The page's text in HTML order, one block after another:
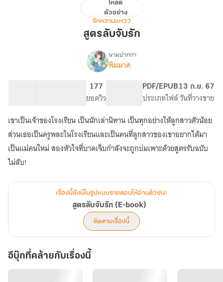
โหลด
ตัวอย่าง
รักหวานแหวว
สูตรลับจับรัก
เรื่อง
(E-
book)
นามปากกา
พิมมาศ
177
ยอดวิว
PDF/EPUB
ประเภทไฟล์
13 ก.ย. 67
วันที่วางขาย
เขาเป็นเจ้าของโรงเรียน เป็นนักเล่านิทาน เป็นทุกอย่างให้ลูกสาวตัวน้อย
ส่วนเธอเป็นครูพละในโรงเรียนและเป็นคนที่ลูกสาวของเขาอยากได้มา
เป็นแม่คนใหม่ สองหัวใจที่บาดเจ็บกำลังจะถูกบ่มเพาะด้วยสูตรรับฉบับ
ไม่ลับ!
เรื่องนี้ยังมีในรูปแบบรายตอนให้อ่านด้วยนะ
สูตรลับจับรัก (E-book)
ติดตามเรื่องนี้
อีบุ๊กที่คล้ายกับเรื่องนี้